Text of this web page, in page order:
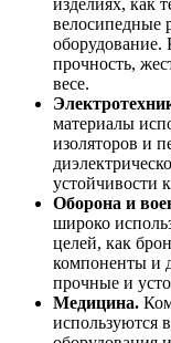
изделиях, как
велосипедные
прочность,
весе.
материалы
изоляторов и
устойчивости
Оборона и
широко
целей, как
компоненты и
прочные и
Медицина.
используются